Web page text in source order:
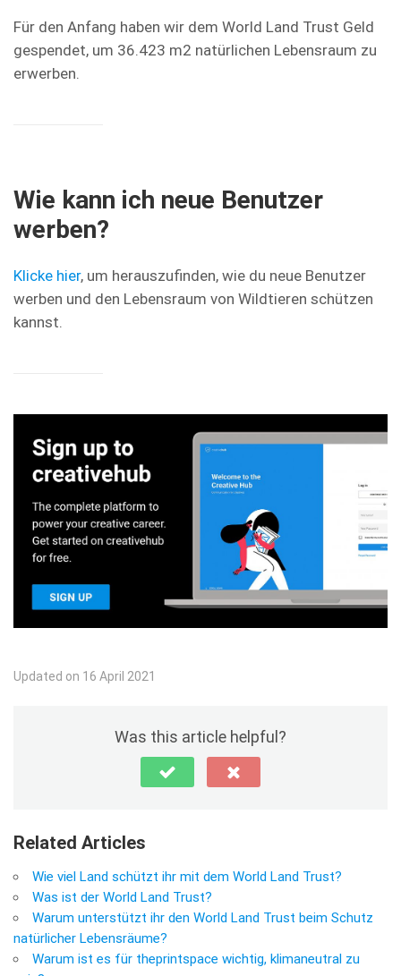
Für den Anfang haben wir dem World Land Trust Geld
gespendet, um 36.423 m2 natürlichen Lebensraum zu
erwerben.
Wie kann ich neue Benutzer
werben?
Klicke hier, um herauszufinden, wie du neue Benutzer
werben und den Lebensraum von Wildtieren schützen
kannst.
Updated on 16 April 2021
Was this article helpful?
Related Articles
Wie viel Land schützt ihr mit dem World Land Trust?
Was ist der World Land Trust?
Warum unterstützt ihr den World Land Trust beim Schutz
natürlicher Lebensräume?
Warum ist es für theprintspace wichtig, klimaneutral zu